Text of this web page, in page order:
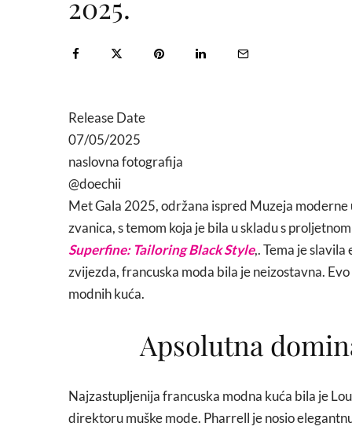
2025.
Release Date
07/05/2025
naslovna fotografija
@doechii
Met Gala 2025, održana ispred Muzeja
zvanica, s temom koja je bila u skladu s
Superfine: Tailoring Black Style,. Tema je slavila
zvijezda, francuska moda bila je neizostavna.
modnih kuća.
Apsolutna
Najzastupljenija francuska modna kuća bila je
direktoru muške mode. Pharrell je nosio